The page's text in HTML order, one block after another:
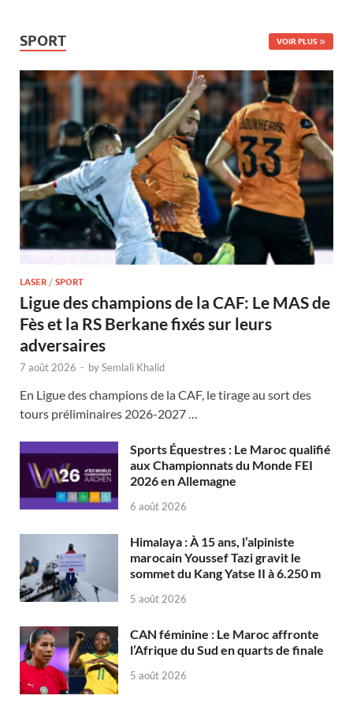
SPORT VOIR PLUS
LASER / SPORT
Ligue des champions de la CAF: Le MAS de
Fès et la RS Berkane fixés sur leurs
adversaires
7 août 2026 - bySemlali Khalid
En Ligue des champions de la CAF, le tirage au sort des
tours préliminaires 2026-2027 …
Sports Équestres : Le Maroc qualifié
aux Championnats du Monde FEI
2026 en Allemagne
6 août 2026
Himalaya : À 15 ans, l’alpiniste
marocain Youssef Tazi gravit le
sommet du Kang Yatse II à 6.250 m
5 août 2026
CAN féminine : Le Maroc affronte
l’Afrique du Sud en quarts de finale
5 août 2026